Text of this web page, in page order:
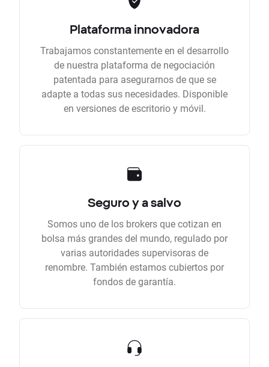
Plataforma innovadora
Trabajamos constantemente en el desarrollo
de nuestra plataforma de negociación
patentada para asegurarnos de que se
adapte a todas sus necesidades. Disponible
en versiones de escritorio y móvil.
Seguro y a salvo
Somos uno de los brokers que cotizan en
bolsa más grandes del mundo, regulado por
varias autoridades supervisoras de
renombre. También estamos cubiertos por
fondos de garantía.